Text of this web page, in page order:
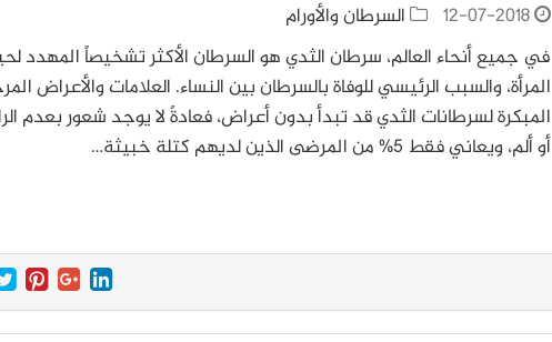
12-07-2018
السرطان والأورام
في جميع أنحاء العالم، سرطان الثدي هو السرطان الأكثر تشخيصاً المهدد
المرأة، والسبب الرئيسي للوفاة بالسرطان بين النساء. العلامات والأعراض
المبكرة لسرطانات الثدي قد تبدأ بدون أعراض، فعادةً لا يوجد شعور بعدم
أو ألم، ويعاني فقط 5% من المرضى الذين لديهم كتلة خبيثة…